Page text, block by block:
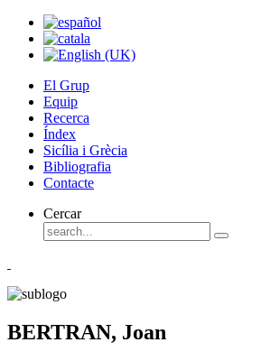
El Grup
Equip
Recerca
Índex
Sicília i Grècia
Bibliografia
Contacte
Cercar
BERTRAN, Joan